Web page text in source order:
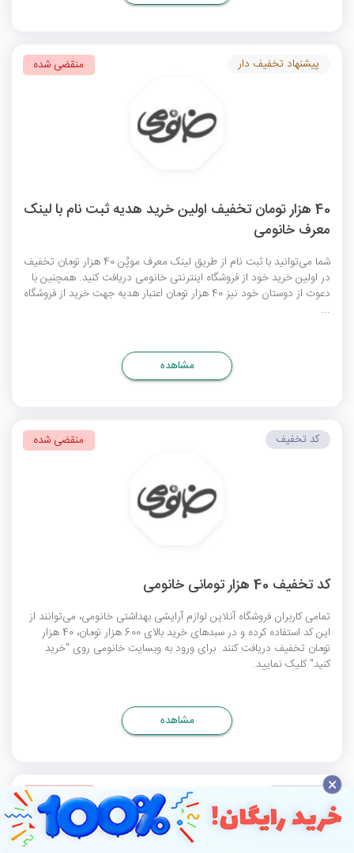
40 هزار تومان تخفیف اولین خرید هدیه ثبت نام با لینک
معرف خانومی
شما می‌توانید با ثبت‌ نام از طریق لینک معرف موپُن 40 هزار تومان تخفیف
در اولین خرید خود از فروشگاه اینترنتی خانومی دریافت کنید. همچنین با
دعوت از دوستان خود نیز 40 هزار تومان اعتبار هدیه جهت خرید از فروشگاه
...
پیشنهاد تخفیف دار منقضی شده
مشاهده
کد تخفیف 40 هزار تومانی خانومی
تمامی کاربران فروشگاه آنلاین لوازم آرایشی بهداشتی خانومی، می‌توانند از
این کد استفاده کرده و در سبدهای خرید بالای 600 هزار تومان، 40 هزار
تومان تخفیف دریافت کنند. برای ورود به وبسایت خانومی روی "خرید
کنید" کلیک نمایید.
کد تخفیف منقضی شده
مشاهده
منقضی شده ×